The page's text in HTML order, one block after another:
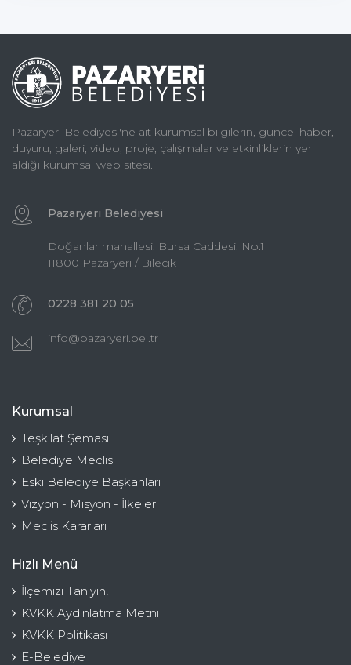
Pazaryeri Belediyesi'ne ait kurumsal bilgilerin, güncel haber,
duyuru, galeri, video, proje, çalışmalar ve etkinliklerin yer
aldığı kurumsal web sitesi.
Pazaryeri Belediyesi
Doğanlar mahallesi. Bursa Caddesi. No:1
11800 Pazaryeri / Bilecik
0228 381 20 05
info@pazaryeri.bel.tr
Kurumsal
Teşkilat Şeması
Belediye Meclisi
Eski Belediye Başkanları
Vizyon - Misyon - İlkeler
Meclis Kararları
Hızlı Menü
İlçemizi Tanıyın!
KVKK Aydınlatma Metni
KVKK Politikası
E-Belediye